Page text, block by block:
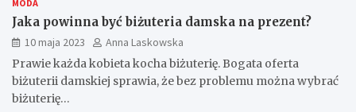
MODA
Jaka powinna być biżuteria damska na prezent?
10 maja 2023
Anna Laskowska
Prawie każda kobieta kocha biżuterię. Bogata oferta
biżuterii damskiej sprawia, że bez problemu można wybrać
biżuterię…